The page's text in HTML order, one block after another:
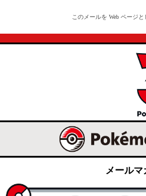
このメールを Web ページ
メール